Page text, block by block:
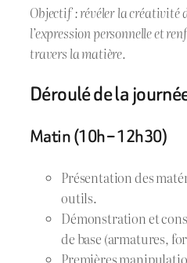
Objectif : révéler la créativité
l’expression personnelle et
travers la matière.
Déroulé de la
Matin (10h – 12h30)
Présentation des
outils.
Démonstration et
de base (armatures,
Premières